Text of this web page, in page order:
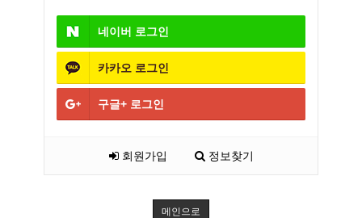
네이버 로그인
카카오 로그인
구글+ 로그인
회원가입 정보찾기
메인으로